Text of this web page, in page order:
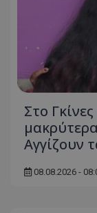
Στο
Αγγίζουν
08.08.2026 -
Τα
βασικές
Ο
χωρίς τα